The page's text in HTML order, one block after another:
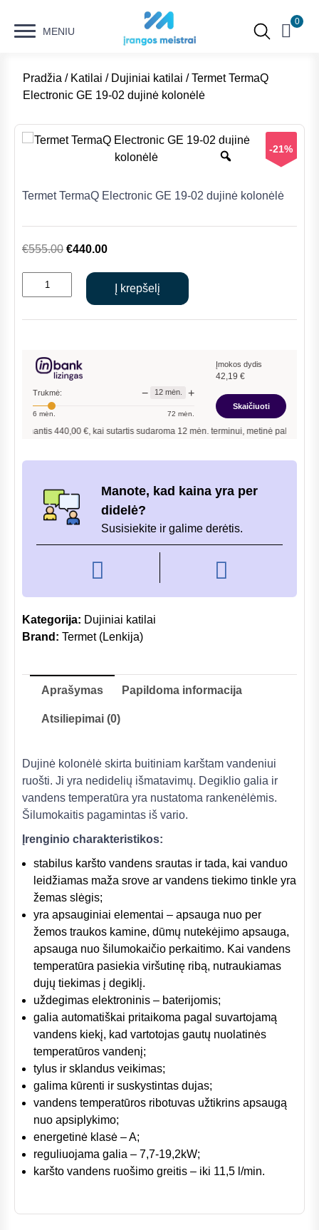
MENIU
0
Pradžia / Katilai / Dujiniai katilai / Termet TermaQ
Electronic GE 19-02 dujinė kolonėlė
-21%
Termet TermaQ Electronic GE 19-02 dujinė kolonėlė
€555.00 Original
was:
€555.00.
€440.00Current
is:
produkto
kiekis:
GE
dujinė
kolonėlė
Į krepšelį
Trukmė: − 12mėn. +
6 mėn. 72 mėn.
Įmokos dydis
42,19 €
Skaičiuoti
440,00€, kai sutartis sudaroma12mėn. terminui, metinė palūkanų norma –
Manote, kad kaina yra per
didelė?
Susisiekite ir galime derėtis.
Kategorija: Dujiniai katilai
Brand: Termet (Lenkija)
Aprašymas Papildoma informacija
Atsiliepimai (0)
Dujinė kolonėlė skirta buitiniam karštam vandeniui
ruošti. Ji yra nedidelių išmatavimų. Degiklio galia ir
vandens temperatūra yra nustatoma rankenėlėmis.
Šilumokaitis pagamintas iš vario.
Įrenginio charakteristikos:
stabilus karšto vandens srautas ir tada, kai vanduo
leidžiamas maža srove ar vandens tiekimo tinkle yra
žemas slėgis;
yra apsauginiai elementai – apsauga nuo per
žemos traukos kamine, dūmų nutekėjimo apsauga,
apsauga nuo šilumokaičio perkaitimo. Kai vandens
temperatūra pasiekia viršutinę ribą, nutraukiamas
dujų tiekimas į degiklį.
uždegimas elektroninis – baterijomis;
galia automatiškai pritaikoma pagal suvartojamą
vandens kiekį, kad vartotojas gautų nuolatinės
temperatūros vandenį;
tylus ir sklandus veikimas;
galima kūrenti ir suskystintas dujas;
vandens temperatūros ribotuvas užtikrins apsaugą
nuo apsiplykimo;
energetinė klasė – A;
reguliuojama galia – 7,7-19,2kW;
karšto vandens ruošimo greitis – iki 11,5 l/min.